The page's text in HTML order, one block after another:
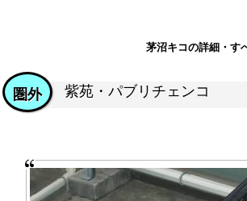
茅沼キコの詳細・す
紫苑・パブリチェンコ
圏外